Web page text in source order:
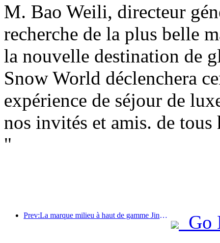
M. Bao Weili, directeur
recherche de la plus belle
la nouvelle destination de
Snow World déclenchera
expérience de séjour de
nos invités et amis. de
"
Prev:La marque milieu à haut de gamme Jingsheng Hotel prend officiellement le large, ouvrant un nouveau modèle d'intégration de l'e-sport, de la culture et du tourisme
Go